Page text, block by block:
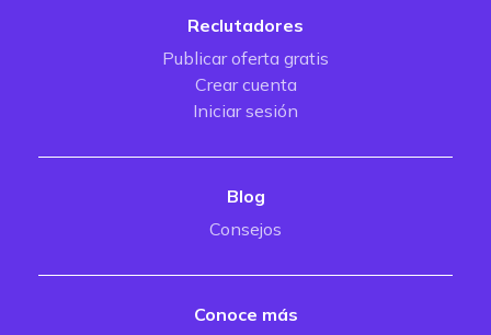
Reclutadores
Publicar oferta gratis
Crear cuenta
Iniciar sesión
Blog
Consejos
Conoce más